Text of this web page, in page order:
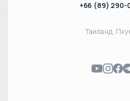
+66 (89) 290-
Таиланд,